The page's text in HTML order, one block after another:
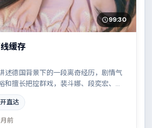
99:30
缓存
述德国背景下的一段离奇经历，剧情气
和擅长把控群戏，裴斗娜、段奕宏、周
撑起复杂人物关系，边境线上的对峙与
直达
前